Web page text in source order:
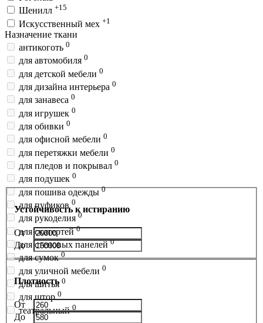
Шенилл +15
Искусственный мех +1
Назначение ткани
антикоготь 0
для автомобиля 0
для детской мебели 0
для дизайна интерьера 0
для занавеса 0
для игрушек 0
для обивки 0
для офисной мебели 0
для перетяжки мебели 0
для пледов и покрывал 0
для подушек 0
для пошива одежды 0
для пуфиков 0
для рукоделия 0
для скатертей 0
для стеновых панелей 0
для сумок 0
для уличной мебели 0
для шитья 0
для штор 0
театральный 0
Устойчивость к истиранию
От
До
Плотность
От
До